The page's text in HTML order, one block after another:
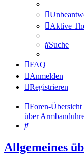
Aktive
Suche
FAQ
Anmelden
Registrieren
Foren-Übersicht
über
Suche
Allgemeines